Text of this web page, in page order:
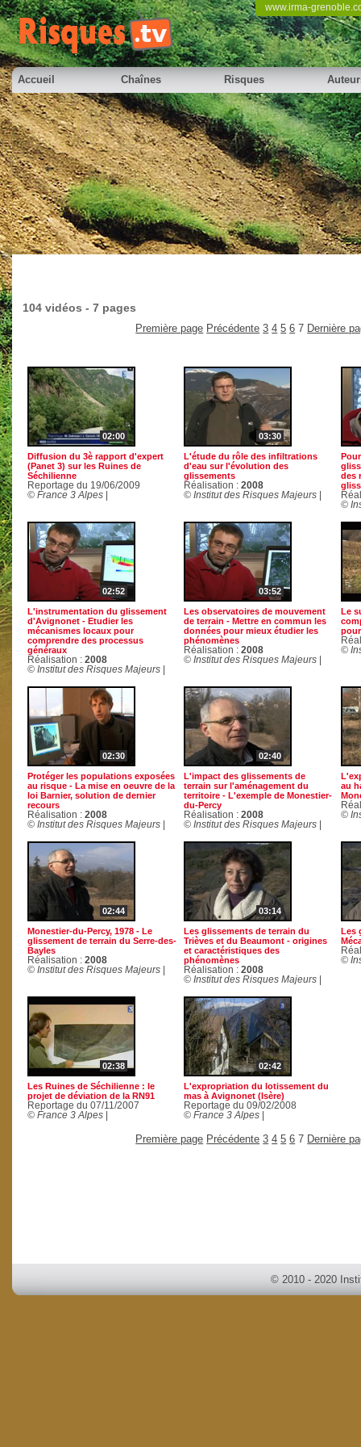
www.irma-
Accueil Chaînes Risques
104 vidéos - 7 pages
Première page Précédente 3 4 5 6 7 Dernière
02:00
Diffusion du 3è rapport d'expert
(Panet 3) sur les Ruines de
Séchilienne
Reportage du 19/06/2009
© France 3 Alpes|
03:30
L'étude du rôle des infiltrations
d'eau sur l'évolution des
glissements
Réalisation : 2008
© Institut des Risques Majeurs|
des
©
02:52
L'instrumentation du glissement
d'Avignonet - Etudier les
mécanismes locaux pour
comprendre des processus
généraux
Réalisation : 2008
© Institut des Risques Majeurs|
03:52
Les observatoires de mouvement
de terrain - Mettre en commun les
données pour mieux étudier les
phénomènes
Réalisation : 2008
© Institut des Risques Majeurs|
Le
©
02:30
Protéger les populations exposées
au risque - La mise en oeuvre de la
loi Barnier, solution de dernier
recours
Réalisation : 2008
© Institut des Risques Majeurs|
02:40
L'impact des glissements de
terrain sur l'aménagement du
territoire - L'exemple de Monestier-
du-Percy
Réalisation : 2008
© Institut des Risques Majeurs|
au
©
02:44
Monestier-du-Percy, 1978 - Le
glissement de terrain du Serre-des-
Bayles
Réalisation : 2008
© Institut des Risques Majeurs|
03:14
Les glissements de terrain du
Trièves et du Beaumont - origines
et caractéristiques des
phénomènes
Réalisation : 2008
© Institut des Risques Majeurs|
Les
©
02:38
Les Ruines de Séchilienne : le
projet de déviation de la RN91
Reportage du 07/11/2007
© France 3 Alpes|
02:42
L'expropriation du lotissement du
mas à Avignonet (Isère)
Reportage du 09/02/2008
© France 3 Alpes|
Première page Précédente 3 4 5 6 7 Dernière
© 2010 - 2020